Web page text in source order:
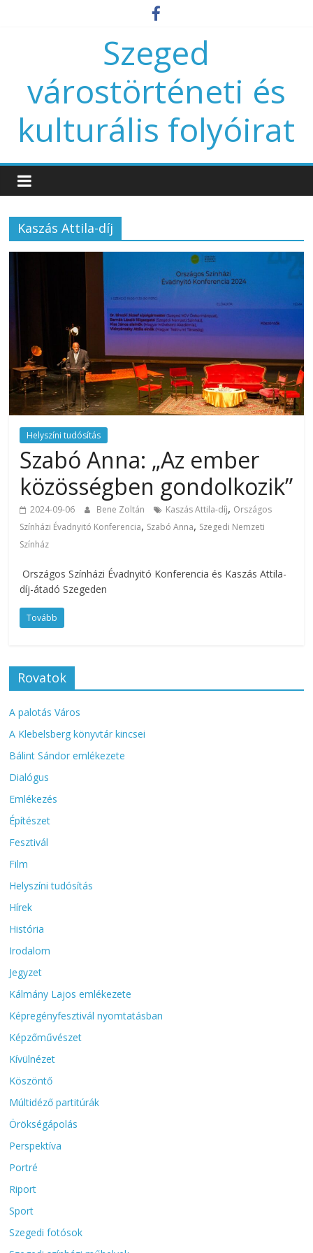
Szeged
várostörténeti és
kulturális folyóirat
Kaszás Attila-díj
Helyszíni tudósítás
Szabó Anna: „Az ember
közösségben gondolkozik”
2024-09-06 Bene Zoltán Kaszás Attila-díj, Országos
Színházi Évadnyitó Konferencia, Szabó Anna, Szegedi Nemzeti
Színház
Országos Színházi Évadnyitó Konferencia és Kaszás Attila-
díj-átadó Szegeden
Tovább
Rovatok
A palotás Város
A Klebelsberg könyvtár kincsei
Bálint Sándor emlékezete
Dialógus
Emlékezés
Építészet
Fesztivál
Film
Helyszíni tudósítás
Hírek
História
Irodalom
Jegyzet
Kálmány Lajos emlékezete
Képregényfesztivál nyomtatásban
Képzőművészet
Kívülnézet
Köszöntő
Múltidéző partitúrák
Örökségápolás
Perspektíva
Portré
Riport
Sport
Szegedi fotósok